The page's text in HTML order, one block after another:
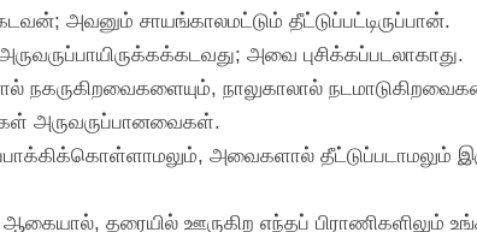
அவனும் சாயங்காலமட்டும் தீட்டுப்பட்டிருப்பான்.
அவை புசிக்கப்படலாகாது.
நகருகிறவைகளையும், நாலுகாலால்
அருவருப்பானவைகள்.
அவைகளால்
தரையில் ஊருகிற எந்தப் பிராணிகளிலும்